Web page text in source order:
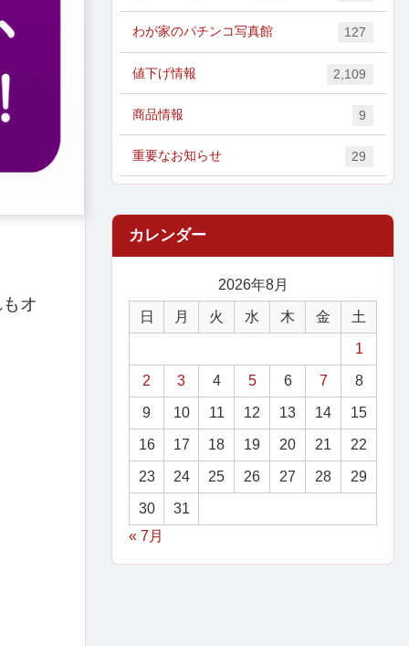
オ
わが家のパチンコ写真館 127
値下げ情報 2,109
商品情報 9
重要なお知らせ 29
2026年8月
日 月 火 水 木 金 土
1
2 3 4 5 6 7 8
9 10 11 12 13 14 15
16 17 18 19 20 21 22
23 24 25 26 27 28 29
30
31
« 7月